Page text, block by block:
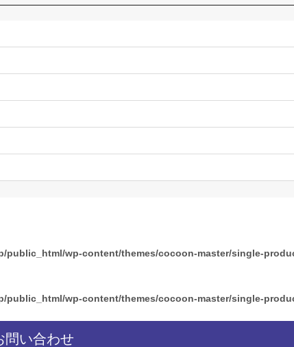
public_html/wp-content/themes/cocoon-master/single-
public_html/wp-content/themes/cocoon-master/single-
問い合わせ